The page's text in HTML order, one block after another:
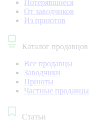
Потерявшиеся
От заводчиков
Из приютов
Каталог продавцов
Все продавцы
Заводчики
Приюты
Частные продавцы
Статьи